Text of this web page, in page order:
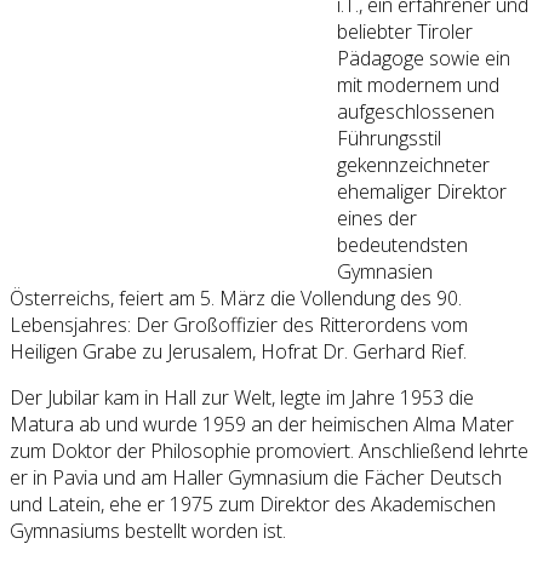
beliebter Tiroler
Pädagoge sowie ein
mit modernem und
aufgeschlossenen
Führungsstil
gekennzeichneter
ehemaliger Direktor
eines der
bedeutendsten
Gymnasien
Österreichs, feiert am 5. März die Vollendung des 90.
Lebensjahres: Der Großoffizier des Ritterordens vom
Heiligen Grabe zu Jerusalem, Hofrat Dr. Gerhard Rief.
Der Jubilar kam in Hall zur Welt, legte im Jahre 1953 die
Matura ab und wurde 1959 an der heimischen Alma Mater
zum Doktor der Philosophie promoviert. Anschließend lehrte
er in Pavia und am Haller Gymnasium die Fächer Deutsch
und Latein, ehe er 1975 zum Direktor des Akademischen
Gymnasiums bestellt worden ist.